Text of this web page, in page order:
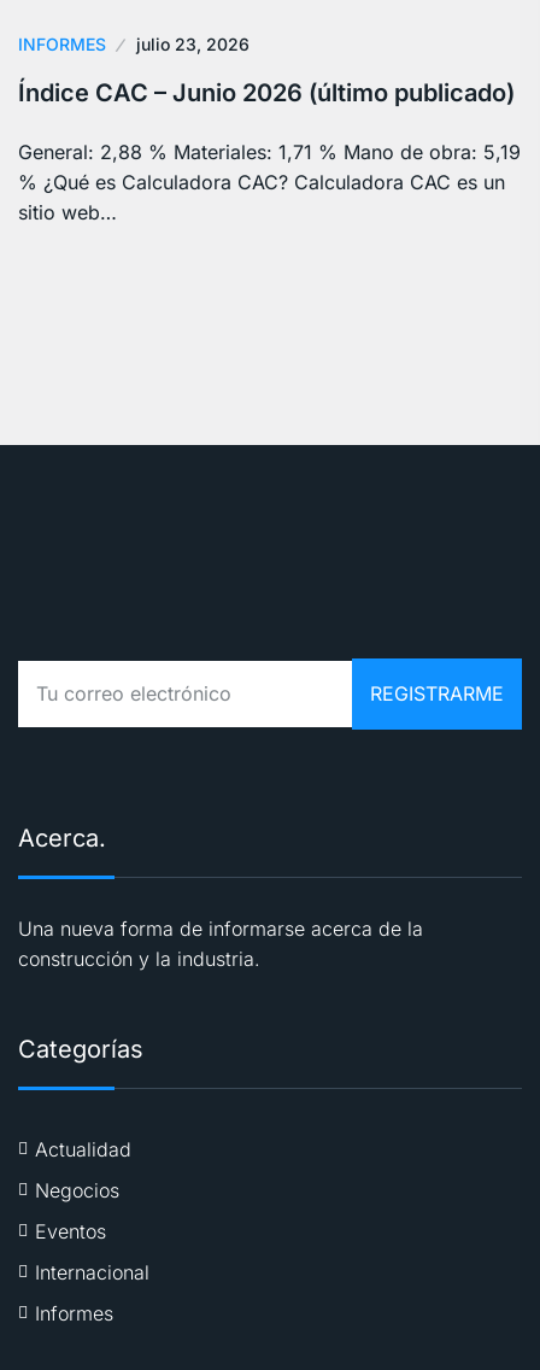
INFORMES julio 23, 2026
Índice CAC – Junio 2026 (último publicado)
General: 2,88 % Materiales: 1,71 % Mano de obra: 5,19
% ¿Qué es Calculadora CAC? Calculadora CAC es un
sitio web…
Acerca.
Una nueva forma de informarse acerca de la
construcción y la industria.
Categorías
Actualidad
Negocios
Eventos
Internacional
Informes